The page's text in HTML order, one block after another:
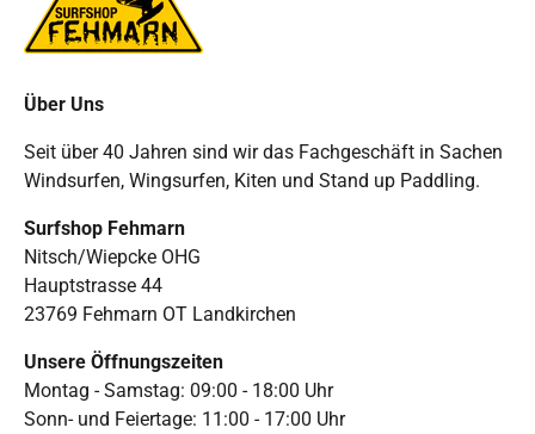
Über Uns
Seit über 40 Jahren sind wir das Fachgeschäft in Sachen
Windsurfen, Wingsurfen, Kiten und Stand up Paddling.
Surfshop Fehmarn
Nitsch/Wiepcke OHG
Hauptstrasse 44
23769 Fehmarn OT Landkirchen
Unsere Öffnungszeiten
Montag - Samstag: 09:00 - 18:00 Uhr
Sonn- und Feiertage: 11:00 - 17:00 Uhr